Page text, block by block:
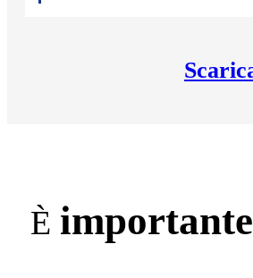
È importante